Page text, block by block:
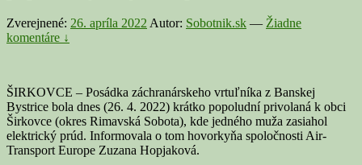
Zverejnené: 26. apríla 2022 Autor: Sobotnik.sk — Žiadne
komentáre ↓
ŠIRKOVCE – Posádka záchranárskeho vrtuľníka z Banskej
Bystrice bola dnes (26. 4. 2022) krátko popoludní privolaná k obci
Širkovce (okres Rimavská Sobota), kde jedného muža zasiahol
elektrický prúd. Informovala o tom hovorkyňa spoločnosti Air-
Transport Europe Zuzana Hopjaková.